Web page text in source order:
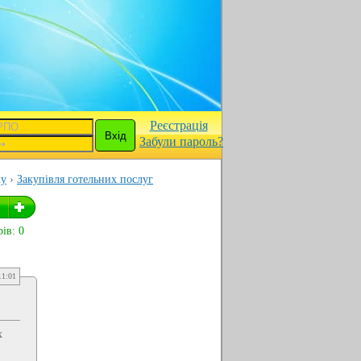
Реєстрація
Забули пароль?
Закупівля готельних послуг
0